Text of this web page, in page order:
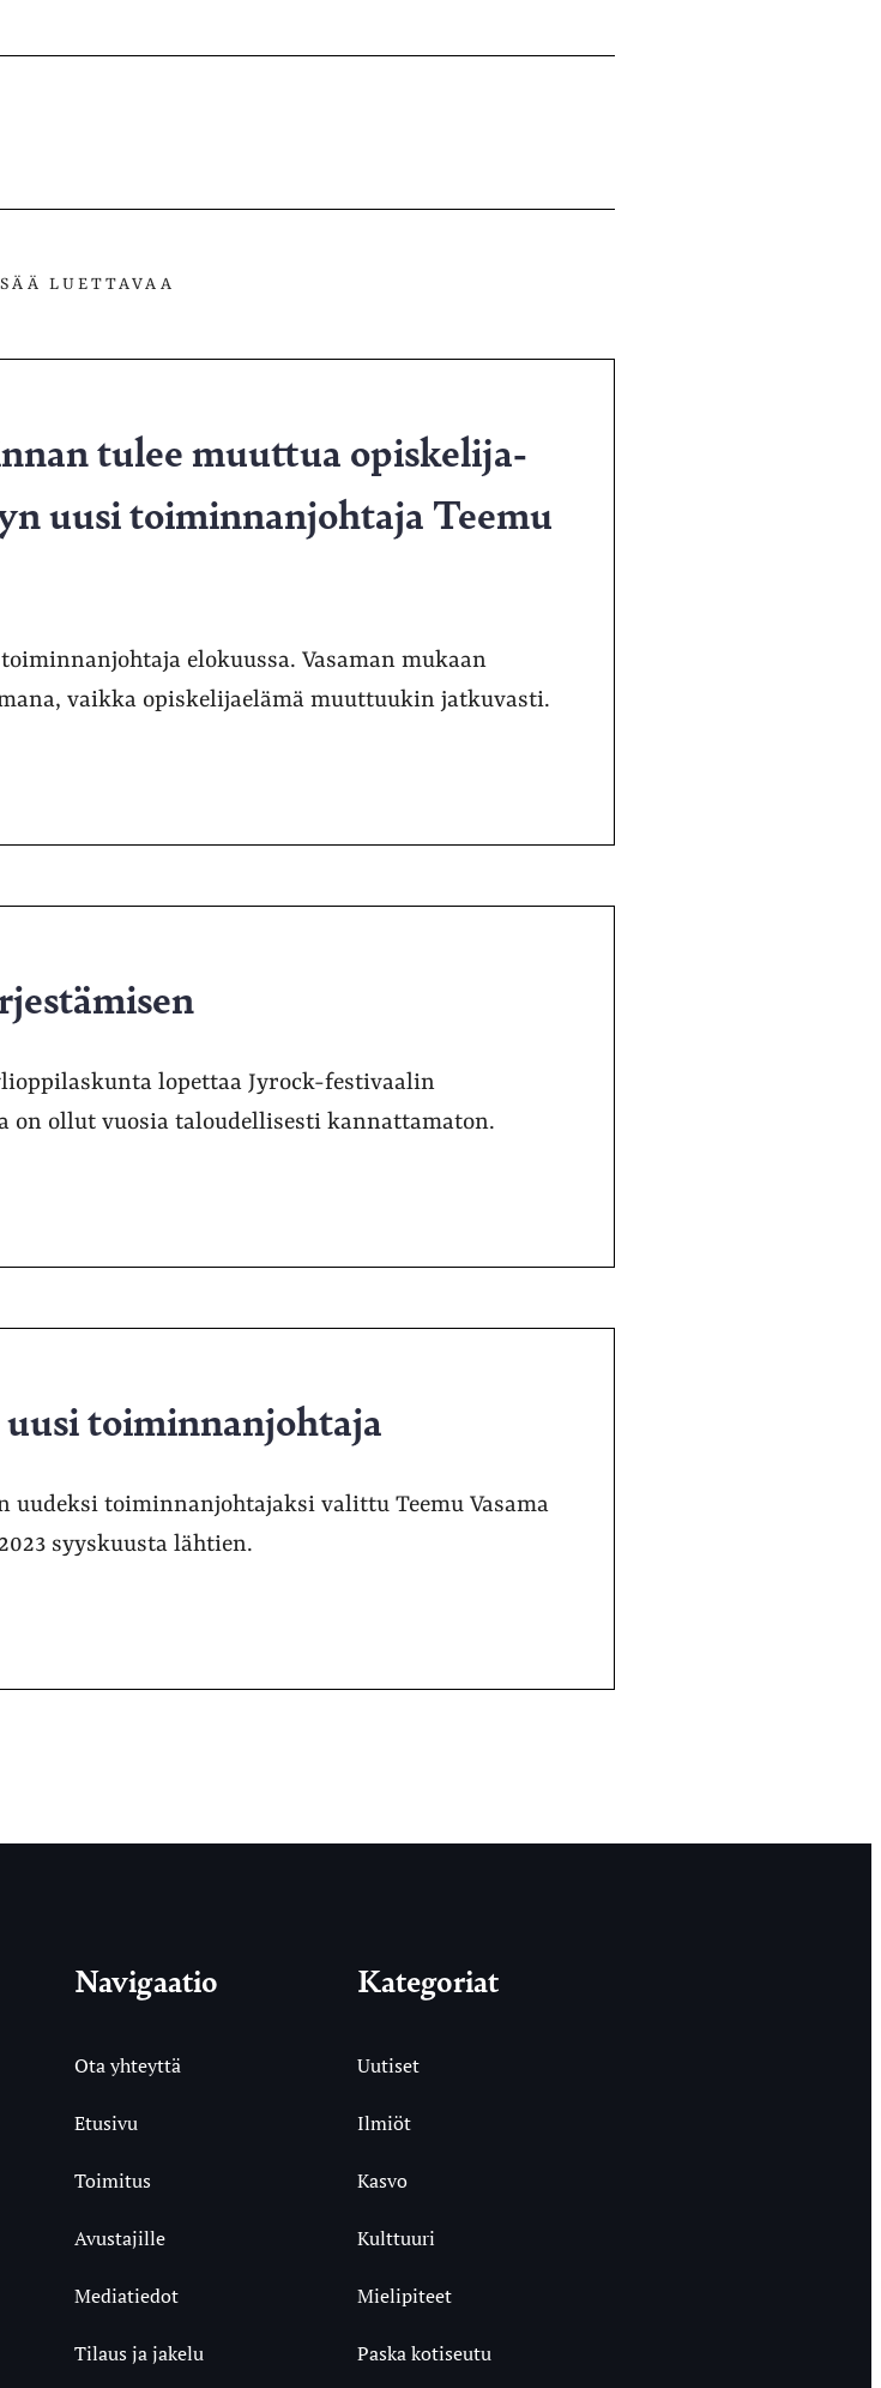
LUETTAVAA
tulee muuttua opiskelija-
uusi toiminnanjohtaja Teemu
elokuussa. Vasaman mukaan
vaikka opiskelijaelämä muuttuukin jatkuvasti.
lopettaa Jyrock-festivaalin
on ollut vuosia taloudellisesti kannattamaton.
uusi toiminnanjohtaja
toiminnanjohtajaksi valittu Teemu Vasama
syyskuusta lähtien.
Navigaatio
Ota yhteyttä
Etusivu
Toimitus
Avustajille
Mediatiedot
Tilaus ja jakelu
Kategoriat
Uutiset
Ilmiöt
Kasvo
Kulttuuri
Mielipiteet
Paska kotiseutu